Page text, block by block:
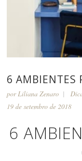
6 AMBIENTES
porLiliana Zenaro
19 de setembro de 2018
6